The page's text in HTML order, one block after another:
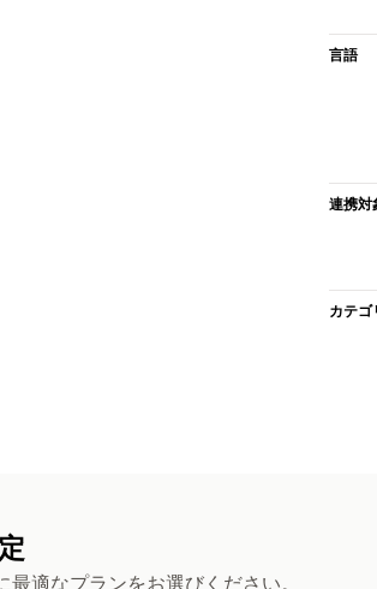
言語
連携対
カテゴ
最適なプランをお選びください。